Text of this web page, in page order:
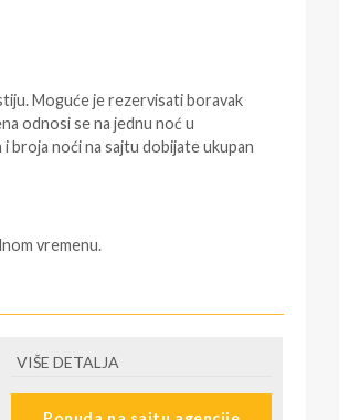
Moguće je rezervisati boravak
odnosi se na jednu noć u
broja noći na sajtu dobijate ukupan
vremenu.
jedinici prema opisu -
VIŠE DETALJA